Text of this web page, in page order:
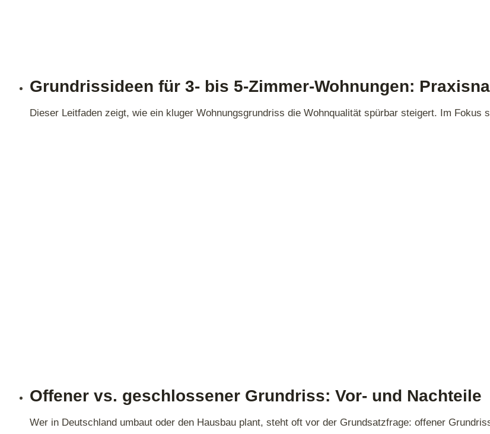
Grundrissideen für 3‑ bis 5‑Zimmer‑Wohnungen:
Dieser Leitfaden zeigt, wie ein kluger Wohnungsgrundriss die Wohnqualität spürbar steigert. Im
Offener vs. geschlossener Grundriss: Vor- und Nachteile
Wer in Deutschland umbaut oder den Hausbau plant, steht oft vor der Grundsatzfrage: offener